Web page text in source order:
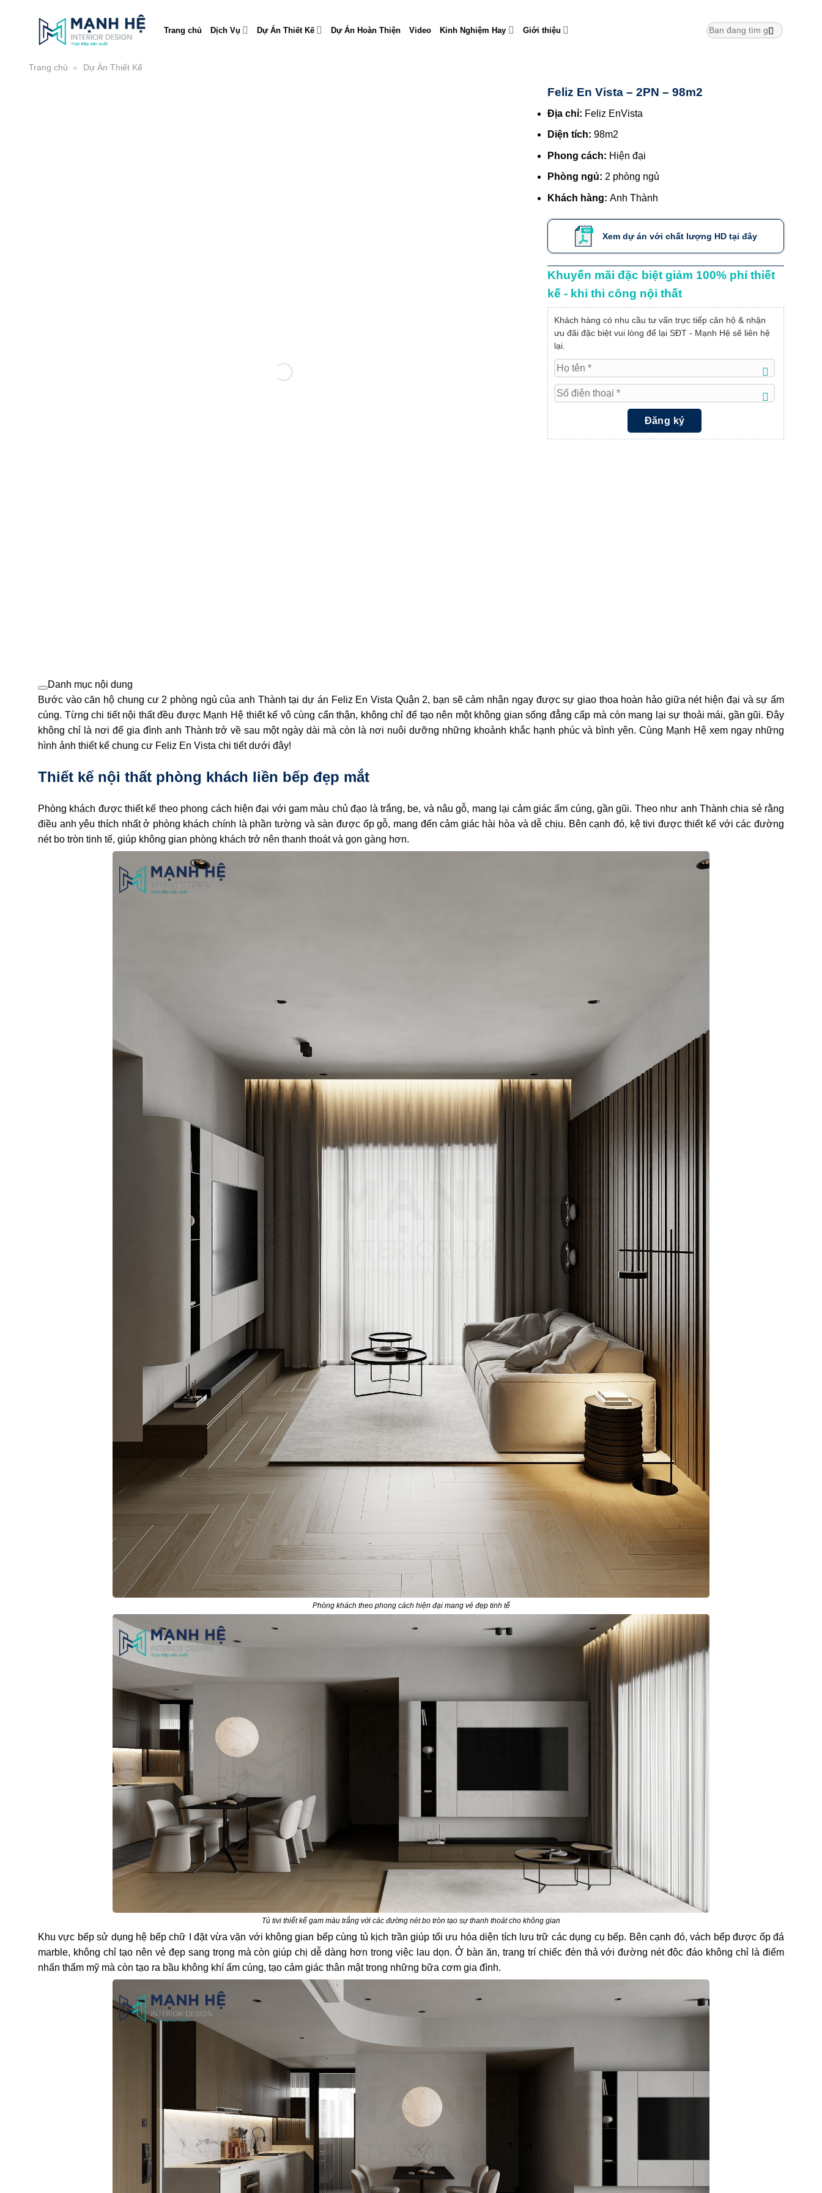
Trang chủ Dịch Vụ Dự Án Thiết Kế Dự Án Hoàn Thiện Video Kinh Nghiệm Hay Giới thiệu
Trang chủ » Dự Án Thiết Kế
Feliz En Vista – 2PN – 98m2
Địa chỉ: Feliz EnVista
Diện tích: 98m2
Phong cách: Hiện đại
Phòng ngủ: 2 phòng ngủ
Khách hàng: Anh Thành
Xem dự án với chất lượng HD tại đây
Khuyến mãi đặc biệt giảm 100% phí thiết
kế - khi thi công nội thất
Khách hàng có nhu cầu tư vấn trực tiếp căn hộ & nhận
ưu đãi đặc biệt vui lòng để lại SĐT - Mạnh Hệ sẽ liên hệ
lại.
Danh mục nội dung
Bước vào căn hộ chung cư 2 phòng ngủ của anh Thành tại dự án Feliz En Vista Quận 2, bạn sẽ cảm nhận ngay được sự giao thoa hoàn hảo giữa nét hiện đại và sự ấm
cúng. Từng chi tiết nội thất đều được Mạnh Hệ thiết kế vô cùng cẩn thận, không chỉ để tạo nên một không gian sống đẳng cấp mà còn mang lại sự thoải mái, gần gũi. Đây
không chỉ là nơi để gia đình anh Thành trở về sau một ngày dài mà còn là nơi nuôi dưỡng những khoảnh khắc hạnh phúc và bình yên. Cùng Mạnh Hệ xem ngay những
hình ảnh thiết kế chung cư Feliz En Vista chi tiết dưới đây!
Thiết kế nội thất phòng khách liền bếp đẹp mắt
Phòng khách được thiết kế theo phong cách hiện đại với gam màu chủ đạo là trắng, be, và nâu gỗ, mang lại cảm giác ấm cúng, gần gũi. Theo như anh Thành chia sẻ rằng
điều anh yêu thích nhất ở phòng khách chính là phần tường và sàn được ốp gỗ, mang đến cảm giác hài hòa và dễ chịu. Bên cạnh đó, kệ tivi được thiết kế với các đường
nét bo tròn tinh tế, giúp không gian phòng khách trở nên thanh thoát và gọn gàng hơn.
Phòng khách theo phong cách hiện đại mang vẻ đẹp tinh tế
Tủ tivi thiết kế gam màu trắng với các đường nét bo tròn tạo sự thanh thoát cho không gian
Khu vực bếp sử dụng hệ bếp chữ I đặt vừa vặn với không gian bếp cùng tủ kịch trần giúp tối ưu hóa diện tích lưu trữ các dụng cụ bếp. Bên cạnh đó, vách bếp được ốp đá
marble, không chỉ tạo nên vẻ đẹp sang trọng mà còn giúp chị dễ dàng hơn trong việc lau dọn. Ở bàn ăn, trang trí chiếc đèn thả với đường nét độc đáo không chỉ là điểm
nhấn thẩm mỹ mà còn tạo ra bầu không khí ấm cúng, tạo cảm giác thân mật trong những bữa cơm gia đình.